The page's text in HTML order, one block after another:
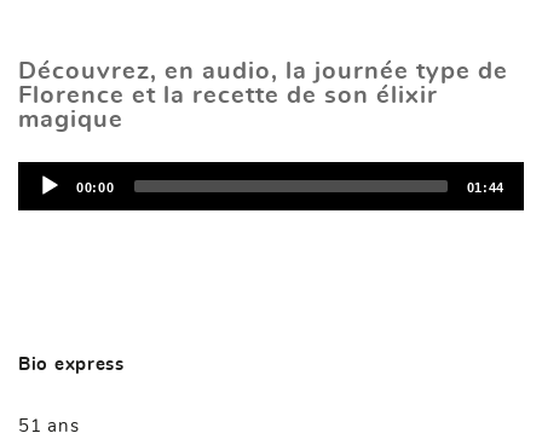
Découvrez, en audio, la journée type de
Florence et la recette de son élixir
magique
o
00:00 01:44
Bio express
51 ans